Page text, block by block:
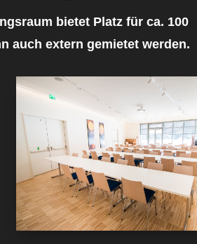
bietet Platz für ca. 100
auch extern gemietet werden.